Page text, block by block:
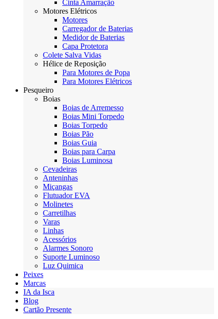
Cinta Amarração
Motores Elétricos
Motores
Carregador de Baterias
Medidor de Baterias
Capa Protetora
Colete Salva Vidas
Hélice de Reposição
Para Motores de Popa
Para Motores Elétricos
Pesqueiro
Boias
Boias de Arremesso
Boias Mini Torpedo
Boias Torpedo
Boias Pão
Boias Guia
Boias para Carpa
Boias Luminosa
Cevadeiras
Anteninhas
Miçangas
Flutuador EVA
Molinetes
Carretilhas
Varas
Linhas
Acessórios
Alarmes Sonoro
Suporte Luminoso
Luz Quimica
Peixes
Marcas
IA da Isca
Blog
Cartão Presente